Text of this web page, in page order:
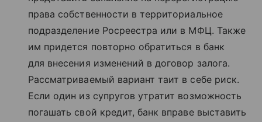
права собственности в территориальное
подразделение Росреестра или в МФЦ. Также
им придется повторно обратиться в банк
для внесения изменений в договор залога.
Рассматриваемый вариант таит в себе риск.
Если один из супругов утратит возможность
погашать свой кредит, банк вправе выставить